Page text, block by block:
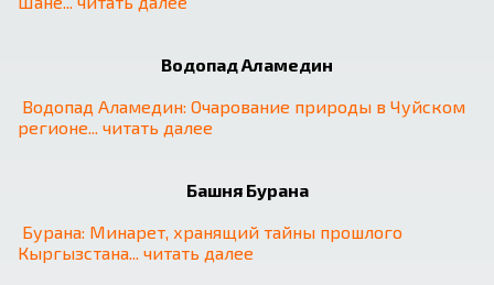
Водопад Аламедин
Водопад Аламедин: Очарование природы в Чуйском
регионе... читать далее
Башня Бурана
Бурана: Минарет, хранящий тайны прошлого
Кыргызстана... читать далее